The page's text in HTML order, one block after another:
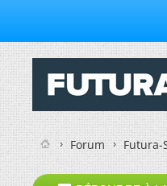
Forum Futura-